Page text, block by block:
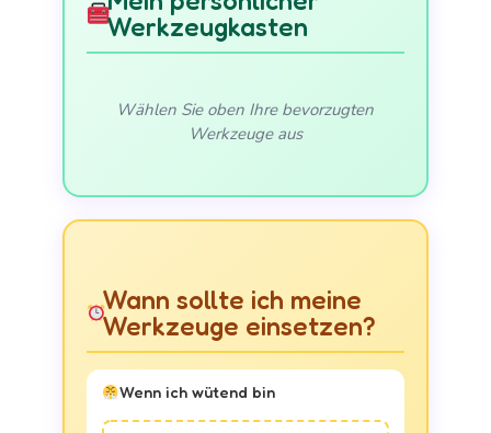
Werkzeugkasten
Wählen Sie oben Ihre bevorzugten
Werkzeuge aus
Wann sollte ich meine
Werkzeuge einsetzen?
Wenn ich wütend bin